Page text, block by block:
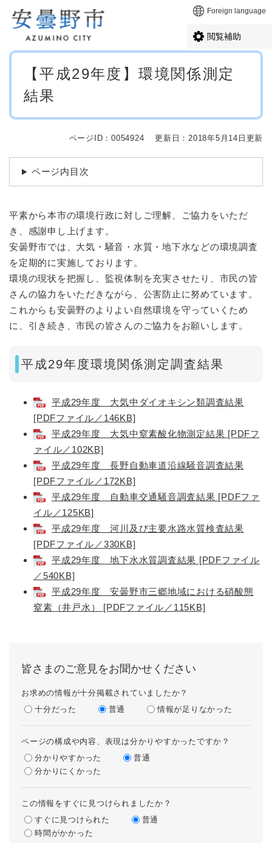
メニューを飛ばして本文へ Foreign language
閲覧補助
本
【平成29年度】環境関係測定
結果
ページID：0054924 更新日：2018年5月14日更新
ページ内目次
平素から本市の環境行政に対しご理解、ご協力をいただ
き、感謝申し上げます。
安曇野市では、大気・騒音・水質・地下水などの環境調査
を定期的に実施しております。
環境の現状を把握し、監視体制を充実させたり、市民の皆
さんの協力をいただきながら、公害防止に努めています。
これからも安曇野のよりよい自然環境を守っていくため
に、引き続き、市民の皆さんのご協力をお願いします。
平成29年度環境関係測定調査結果
平成29年度 大気中ダイオキシン類調査結果
[PDFファイル／146KB]
平成29年度 大気中窒素酸化物測定結果 [PDFフ
ァイル／102KB]
平成29年度 長野自動車道沿線騒音調査結果
[PDFファイル／172KB]
平成29年度 自動車交通騒音調査結果 [PDFファ
イル／125KB]
平成29年度 河川及び主要水路水質検査結果
[PDFファイル／330KB]
平成29年度 地下水水質調査結果 [PDFファイル
／540KB]
平成29年度 安曇野市三郷地域における硝酸態
窒素（井戸水） [PDFファイル／115KB]
皆さまのご意見をお聞かせください
お求めの情報が十分掲載されていましたか？
十分だった
普通 情報が足りなかった
ページの構成や内容、表現は分かりやすかったですか？
分かりやすかった
普通
分かりにくかった
この情報をすぐに見つけられましたか？
すぐに見つけられた
普通
時間がかかった